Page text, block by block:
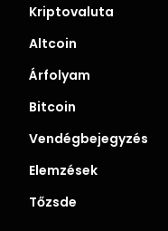
Kriptovaluta
Altcoin
Árfolyam
Bitcoin
Vendégbejegyzés
Elemzések
Tőzsde